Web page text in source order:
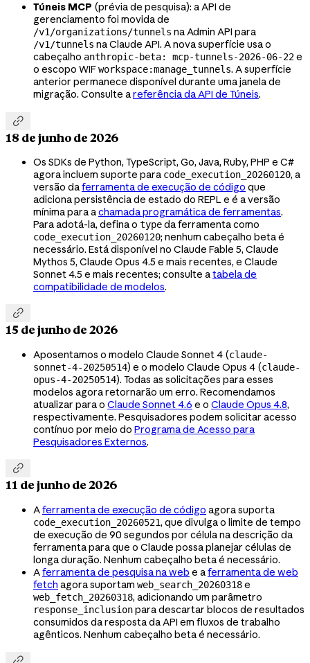
Túneis MCP (prévia de pesquisa): a API de
gerenciamento foi movida de
/v1/organizations/tunnels na Admin API para
/v1/tunnels na Claude API. A nova superfície usa o
cabeçalho anthropic-beta: mcp-tunnels-2026-06-22e
o escopo WIFworkspace:manage_tunnels. A superfície
anterior permanece disponível durante uma janela de
migração. Consulte areferência da API de Túneis.

18 de junho de 2026
Os SDKs de Python, TypeScript, Go, Java, Ruby, PHP e C#
agora incluem suporte para code_execution_20260120, a
versão daferramenta de execução de código que
adiciona persistência de estado do REPL e é a versão
mínima para achamada programática de ferramentas.
Para adotá-la, defina o typeda ferramenta como
code_execution_20260120; nenhum cabeçalho beta é
necessário. Está disponível no Claude Fable 5, Claude
Mythos 5, Claude Opus 4.5 e mais recentes, e Claude
Sonnet 4.5 e mais recentes; consulte atabela de
compatibilidade de modelos.

15 de junho de 2026
Aposentamos o modelo Claude Sonnet 4 (claude-
sonnet-4-20250514) e o modelo Claude Opus 4 (claude-
opus-4-20250514). Todas as solicitações para esses
modelos agora retornarão um erro. Recomendamos
atualizar para o Claude Sonnet 4.6 e o Claude Opus 4.8,
respectivamente. Pesquisadores podem solicitar acesso
contínuo por meio do Programa de Acesso para
Pesquisadores Externos.

11 de junho de 2026
Aferramenta de execução de código agora suporta
code_execution_20260521, que divulga o limite de tempo
de execução de 90 segundos por célula na descrição da
ferramenta para que o Claude possa planejar células de
longa duração. Nenhum cabeçalho beta é necessário.
Aferramenta de pesquisa na web e aferramenta de web
fetch agora suportam web_search_20260318e
web_fetch_20260318, adicionando um parâmetro
response_inclusionpara descartar blocos de resultados
consumidos da resposta da API em fluxos de trabalho
agênticos. Nenhum cabeçalho beta é necessário.